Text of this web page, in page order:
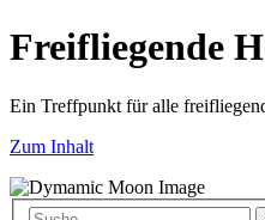
Freifliegende
Ein Treffpunkt für alle
Zum Inhalt